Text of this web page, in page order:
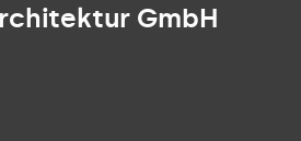
GmbH